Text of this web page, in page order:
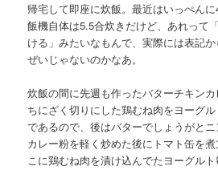
帰宅して即座に炊飯。最近はいっぺん
飯機自体は5.5合炊きだけど、あれって
ける」みたいなもんで、実際には表記
ぜいじゃないのかなあ。
炊飯の間に先週も作ったバターチキン
ちにざく切りにした鶏むね肉をヨーグ
であるので、後はバターでしょうがと
カレー粉を軽く炒めた後にトマト缶を
こに鶏むね肉を漬け込んでたヨーグル